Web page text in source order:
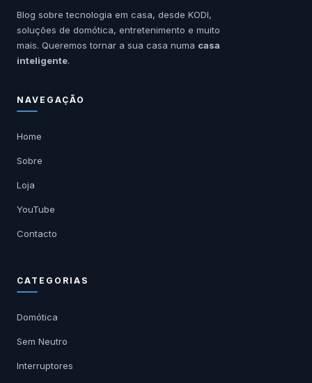
Blog sobre tecnologia em casa, desde KODI,
soluções de domótica, entretenimento e muito
mais. Queremos tornar a sua casa numa casa
inteligente.
NAVEGAÇÃO
Home
Sobre
Loja
YouTube
Contacto
CATEGORIAS
Domótica
Sem Neutro
Interruptores